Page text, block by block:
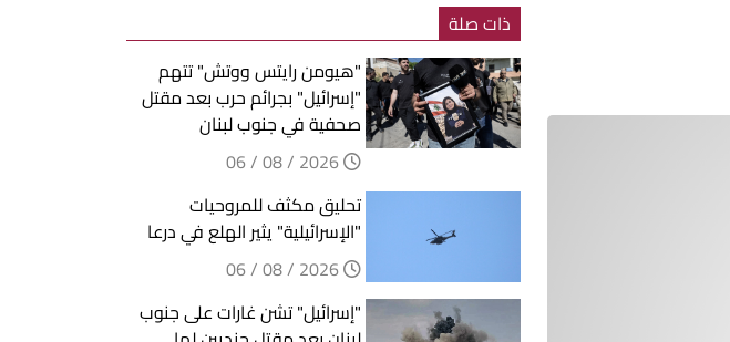
ذات صلة
"هيومن رايتس ووتش" تتهم
"إسرائيل" بجرائم حرب بعد مقتل
صحفية في جنوب لبنان
تحليق مكثف للمروحيات
"الإسرائيلية" يثير الهلع في درعا
"إسرائيل" تشن غارات على جنوب